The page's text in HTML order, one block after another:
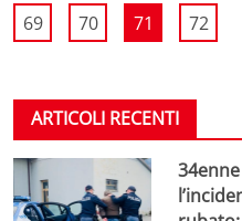
69 70 71 72
ARTICOLI RECENTI